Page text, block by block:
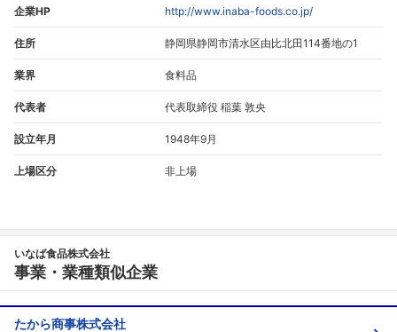
企業HP http://www.inaba-foods.co.jp/
住所 静岡県静岡市清水区由比北田114番地の1
業界 食料品
代表者 代表取締役 稲葉 敦央
設立年月 1948年9月
上場区分 非上場
いなば食品株式会社
事業・業種類似企業
たから商事株式会社